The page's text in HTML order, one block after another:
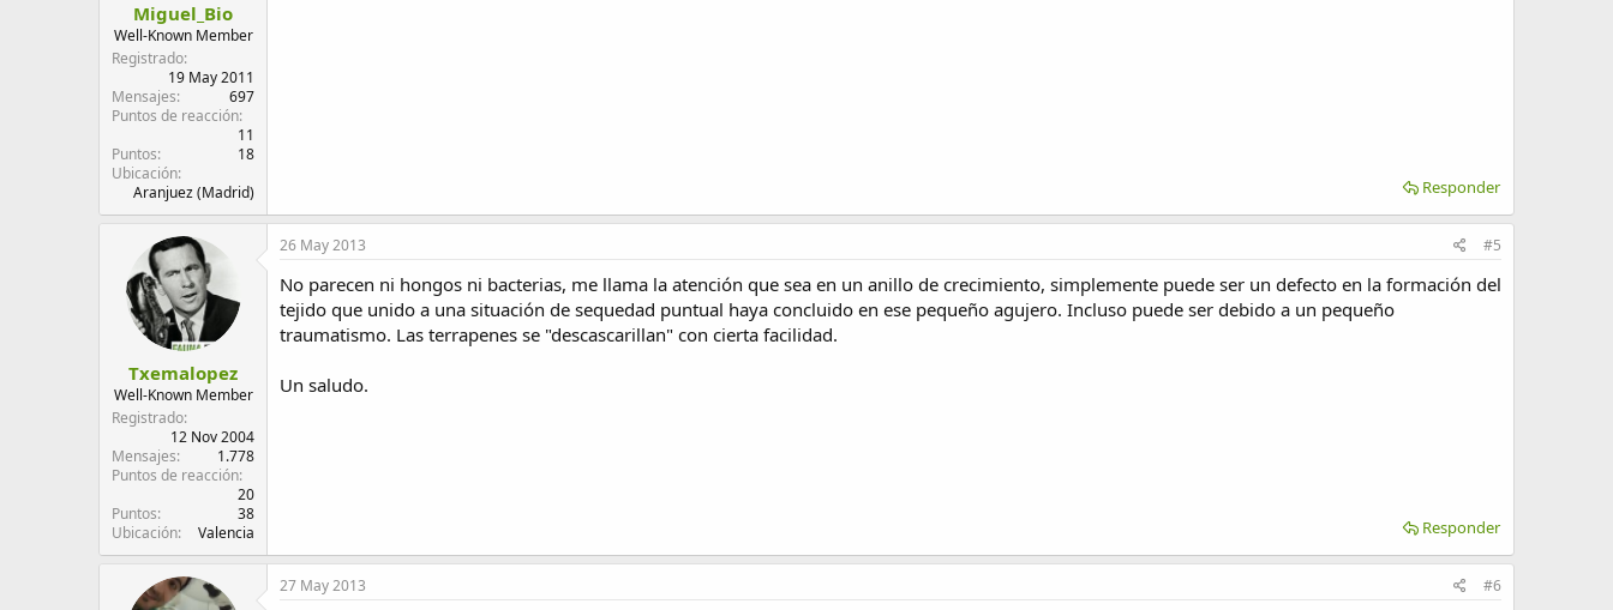
Miguel_Bio
Well-Known Member
Registrado
19 May 2011
Mensajes
697
Puntos de reacción
11
Puntos
18
Ubicación
Aranjuez (Madrid)
Responder
Txemalopez
Well-Known Member
Registrado
12 Nov 2004
Mensajes
1.778
Puntos de reacción
20
Puntos
38
Ubicación
Valencia
26 May 2013 #5
No parecen ni hongos ni bacterias, me llama la atención que sea en un anillo de crecimiento, simplemente puede ser un defecto en la formación del
tejido que unido a una situación de sequedad puntual haya concluido en ese pequeño agujero. Incluso puede ser debido a un pequeño
traumatismo. Las terrapenes se "descascarillan" con cierta facilidad.
Un saludo.
Responder
27 May 2013 #6